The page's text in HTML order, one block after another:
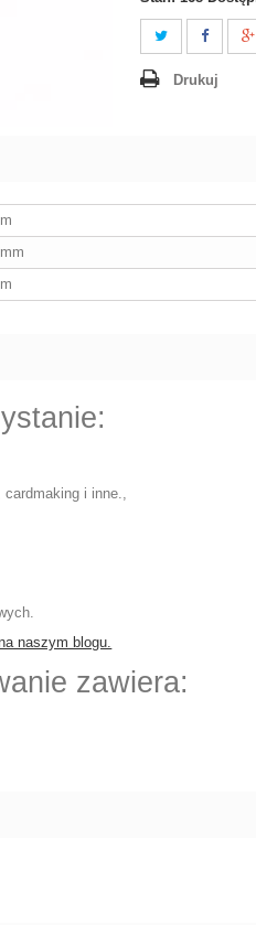
Drukuj
i inne.,
naszym blogu.
zawiera: